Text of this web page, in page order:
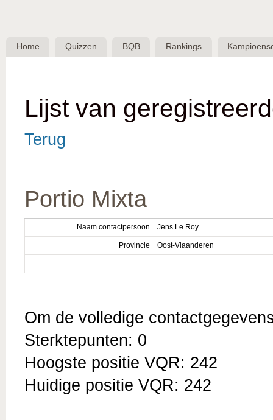
Belgische
QuizBond
Home Quizzen BQB Rankings
Lijst van
Terug
Portio Mixta
Naam contactpersoon Jens Le Roy
Provincie Oost-Vlaanderen
Om de volledige
Sterktepunten: 0
Hoogste positie VQR: 242
Huidige positie VQR: 242